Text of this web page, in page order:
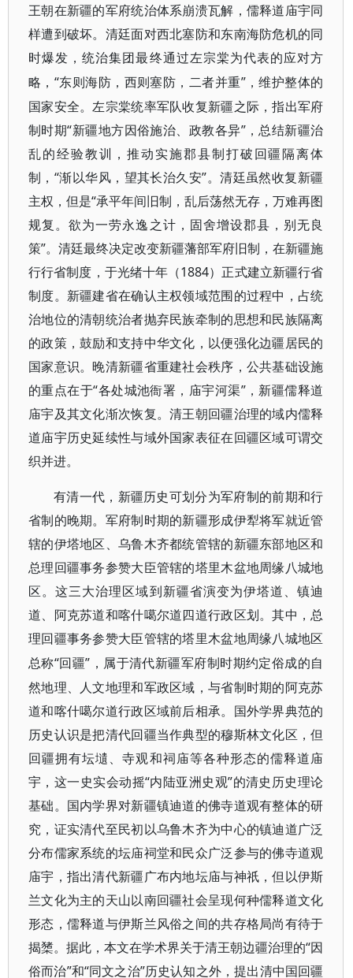
王朝在新疆的军府统治体系崩溃瓦解，儒释道庙宇同
样遭到破坏。清廷面对西北塞防和东南海防危机的同
时爆发，统治集团最终通过左宗棠为代表的应对方
略， “东则海防，西则塞防，二者并重”，维护整体的
国家安全。左宗棠统率军队收复新疆之际，指出军府
制时期“新疆地方因俗施治、政教各异”，总结新疆治
乱的经验教训，推动实施郡县制打破回疆隔离体
制，“渐以华风，望其长治久安”。清廷虽然收复新疆
主权，但是“承平年间旧制，乱后荡然无存，万难再图
规复。欲为一劳永逸之计，固舍增设郡县，别无良
策”。清廷最终决定改变新疆藩部军府旧制，在新疆施
行行省制度，于光绪十年（1884）正式建立新疆行省
制度。新疆建省在确认主权领域范围的过程中，占统
治地位的清朝统治者抛弃民族牵制的思想和民族隔离
的政策，鼓励和支持中华文化，以便强化边疆居民的
国家意识。晚清新疆省重建社会秩序，公共基础设施
的重点在于“各处城池衙署，庙宇河渠”，新疆儒释道
庙宇及其文化渐次恢复。清王朝回疆治理的域内儒释
道庙宇历史延续性与域外国家表征在回疆区域可谓交
织并进。
有清一代，新疆历史可划分为军府制的前期和行
省制的晚期。军府制时期的新疆形成伊犁将军就近管
辖的伊塔地区、乌鲁木齐都统管辖的新疆东部地区和
总理回疆事务参赞大臣管辖的塔里木盆地周缘八城地
区。这三大治理区域到新疆省演变为伊塔道、镇迪
道、阿克苏道和喀什噶尔道四道行政区划。其中，总
理回疆事务参赞大臣管辖的塔里木盆地周缘八城地区
总称“回疆”，属于清代新疆军府制时期约定俗成的自
然地理、人文地理和军政区域，与省制时期的阿克苏
道和喀什噶尔道行政区域前后相承。国外学界典范的
历史认识是把清代回疆当作典型的穆斯林文化区，但
回疆拥有坛壝、寺观和祠庙等各种形态的儒释道庙
宇，这一史实会动摇“内陆亚洲史观”的清史历史理论
基础。国内学界对新疆镇迪道的佛寺道观有整体的研
究，证实清代至民初以乌鲁木齐为中心的镇迪道广泛
分布儒家系统的坛庙祠堂和民众广泛参与的佛寺道观
庙宇，指出清代新疆广布内地坛庙与神祇，但以伊斯
兰文化为主的天山以南回疆社会呈现何种儒释道文化
形态，儒释道与伊斯兰风俗之间的共存格局尚有待于
揭橥。据此，本文在学术界关于清王朝边疆治理的“因
俗而治”和“同文之治”历史认知之外，提出清中国回疆